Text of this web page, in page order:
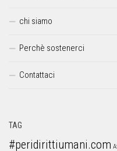
chi siamo
Perchè sostenerci
Contattaci
TAG
#peridirittiumani.com